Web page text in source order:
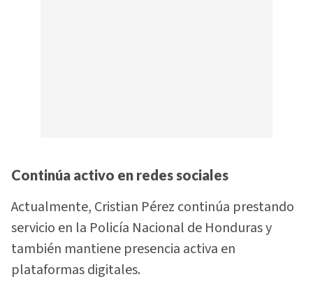
Continúa activo en redes sociales
Actualmente, Cristian Pérez continúa prestando
servicio en la Policía Nacional de Honduras y
también mantiene presencia activa en
plataformas digitales.